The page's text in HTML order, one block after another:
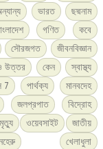
ভারত
ছদ্মনাম
গণিত
কবে
সৌরজগত
জীবনবিজ্ঞান
উত্তর কেন
স্বাস্থ্য
7 পার্থক্য
মানবদেহ
জলপ্রপাত
বিদ্রোহ
ওয়েবসাইট
জাতীয়
খেলাধুলা